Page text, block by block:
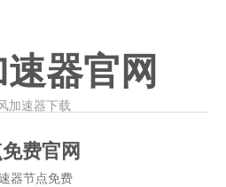
器官网
加速器下载
费官网
器节点免费